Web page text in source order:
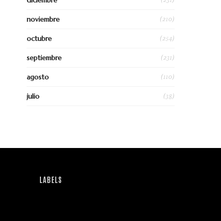
noviembre (210)
octubre (254)
septiembre (231)
agosto (110)
julio (38)
LABELS